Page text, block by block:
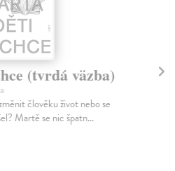
(tvrdá väzba)
člověku život nebo se
Martě se nic špatn...